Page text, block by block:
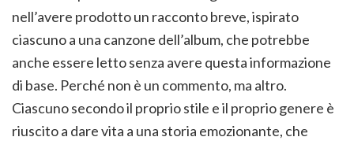
nell’avere prodotto un racconto breve, ispirato
ciascuno a una canzone dell’album, che potrebbe
anche essere letto senza avere questa informazione
di base. Perché non è un commento, ma altro.
Ciascuno secondo il proprio stile e il proprio genere è
riuscito a dare vita a una storia emozionante, che